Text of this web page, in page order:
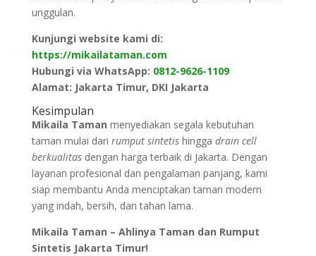
unggulan.
Kunjungi website kami di:
https://mikailataman.com
Hubungi via WhatsApp: 0812-9626-1109
Alamat: Jakarta Timur, DKI Jakarta
Kesimpulan
Mikaila Taman menyediakan segala kebutuhan
taman mulai dari rumput sintetishingga drain cell
berkualitasdengan harga terbaik di Jakarta. Dengan
layanan profesional dan pengalaman panjang, kami
siap membantu Anda menciptakan taman modern
yang indah, bersih, dan tahan lama.
Mikaila Taman – Ahlinya Taman dan Rumput
Sintetis Jakarta Timur!